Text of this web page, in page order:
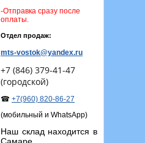
-Отправка сразу после
оплаты.
Отдел продаж:
mts-vostok@yandex.ru
+7 (846) 379-41-47
(городской)
☎ +7(960) 820-86-27
(мобильный и WhatsApp)
Наш склад находится в